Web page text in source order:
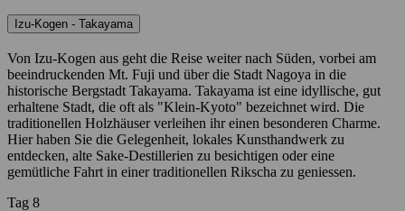
Izu-Kogen - Takayama
Von Izu-Kogen aus geht die Reise weiter nach Süden, vorbei am
beeindruckenden Mt. Fuji und über die Stadt Nagoya in die
historische Bergstadt Takayama. Takayama ist eine idyllische, gut
erhaltene Stadt, die oft als "Klein-Kyoto" bezeichnet wird. Die
traditionellen Holzhäuser verleihen ihr einen besonderen Charme.
Hier haben Sie die Gelegenheit, lokales Kunsthandwerk zu
entdecken, alte Sake-Destillerien zu besichtigen oder eine
gemütliche Fahrt in einer traditionellen Rikscha zu geniessen.
Tag 8